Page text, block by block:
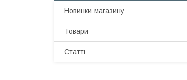
Новинки магазину
Товари
Статті